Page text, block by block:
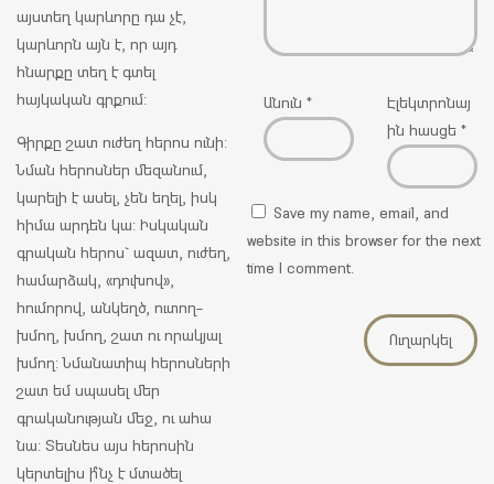
այստեղ կարևորը դա չէ,
կարևորն այն է, որ այդ
հնարքը տեղ է գտել
հայկական գրքում:
Գիրքը շատ ուժեղ հերոս ունի:
Նման հերոսներ մեզանում,
կարելի է ասել, չեն եղել, իսկ
հիմա արդեն կա: Իսկական
գրական հերոս` ազատ, ուժեղ,
համարձակ, «դուխով»,
հումորով, անկեղծ, ուտող-
խմող, խմող, շատ ու որակյալ
խմող: Նմանատիպ հերոսների
շատ եմ սպասել մեր
գրականության մեջ, ու ահա
նա: Տեսնես այս հերոսին
կերտելիս ի՞նչ է մտածել
Անուն *
Էլեկտրոնայ
ին հասցե *
Save my name, email, and
website in this browser for the next
time I comment.